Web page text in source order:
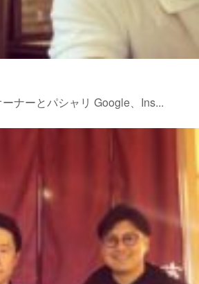
ナーとパシャリ Google、Ins...